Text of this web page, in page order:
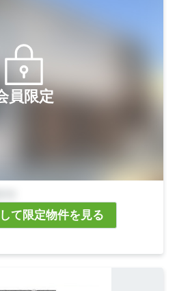
員限定
て限定物件を見る